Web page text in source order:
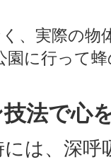
、実際の物
園に行って
法で心
は、深